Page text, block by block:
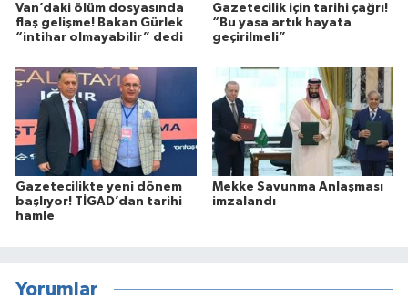
Van’daki ölüm dosyasında
flaş gelişme! Bakan Gürlek
“intihar olmayabilir” dedi
Gazetecilik için tarihi çağrı!
“Bu yasa artık hayata
geçirilmeli”
Gazetecilikte yeni dönem
başlıyor! TİGAD’dan tarihi
hamle
Mekke Savunma Anlaşması
imzalandı
Yorumlar